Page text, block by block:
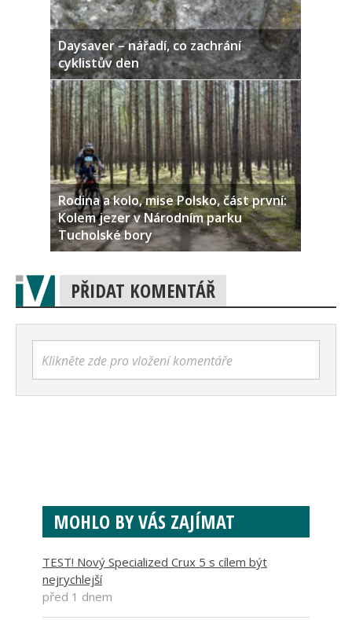
Daysaver – nářadí, co zachrání
cyklistův den
Rodina a kolo, mise Polsko, část první:
Kolem jezer v Národním parku
Tucholské bory
PŘIDAT KOMENTÁŘ
Klikněte zde pro vložení komentáře
MOHLO BY VÁS ZAJÍMAT
TEST! Nový Specialized Crux 5 s cílem být
nejrychlejší
před 1 dnem